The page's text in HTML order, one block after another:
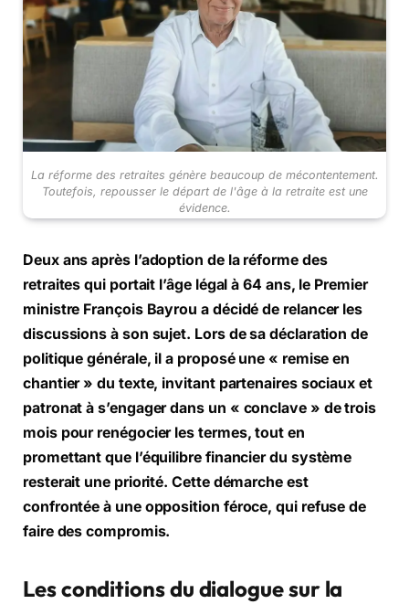
La réforme des retraites génère beaucoup de mécontentement.
Toutefois, repousser le départ de l'âge à la retraite est une
évidence.
Deux ans après l’adoption de la réforme des
retraites qui portait l’âge légal à 64 ans, le Premier
ministre François Bayrou a décidé de relancer les
discussions à son sujet. Lors de sa déclaration de
politique générale, il a proposé une « remise en
chantier » du texte, invitant partenaires sociaux et
patronat à s’engager dans un « conclave » de trois
mois pour renégocier les termes, tout en
promettant que l’équilibre financier du système
resterait une priorité. Cette démarche est
confrontée à une opposition féroce, qui refuse de
faire des compromis.
Les conditions du dialogue sur la